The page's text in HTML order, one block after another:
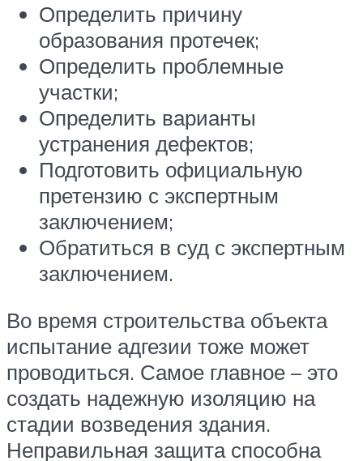
Определить причину
образования протечек;
Определить проблемные
участки;
Определить варианты
устранения дефектов;
Подготовить официальную
претензию с экспертным
заключением;
Обратиться в суд с экспертным
заключением.
Во время строительства объекта
испытание адгезии тоже может
проводиться. Самое главное – это
создать надежную изоляцию на
стадии возведения здания.
Неправильная защита способна